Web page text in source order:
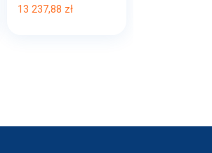
13 237,88 zł